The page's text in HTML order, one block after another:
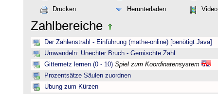
Drucken
Herunterladen Video
Zahlbereiche
Der Zahlenstrahl - Einführung (mathe-online) [benötigt Java]
Umwandeln: Unechter Bruch - Gemischte Zahl
Gitternetz lernen (0 - 10) Spiel zum Koordinatensystem
Prozentsätze Säulen zuordnen
Übung zum Kürzen